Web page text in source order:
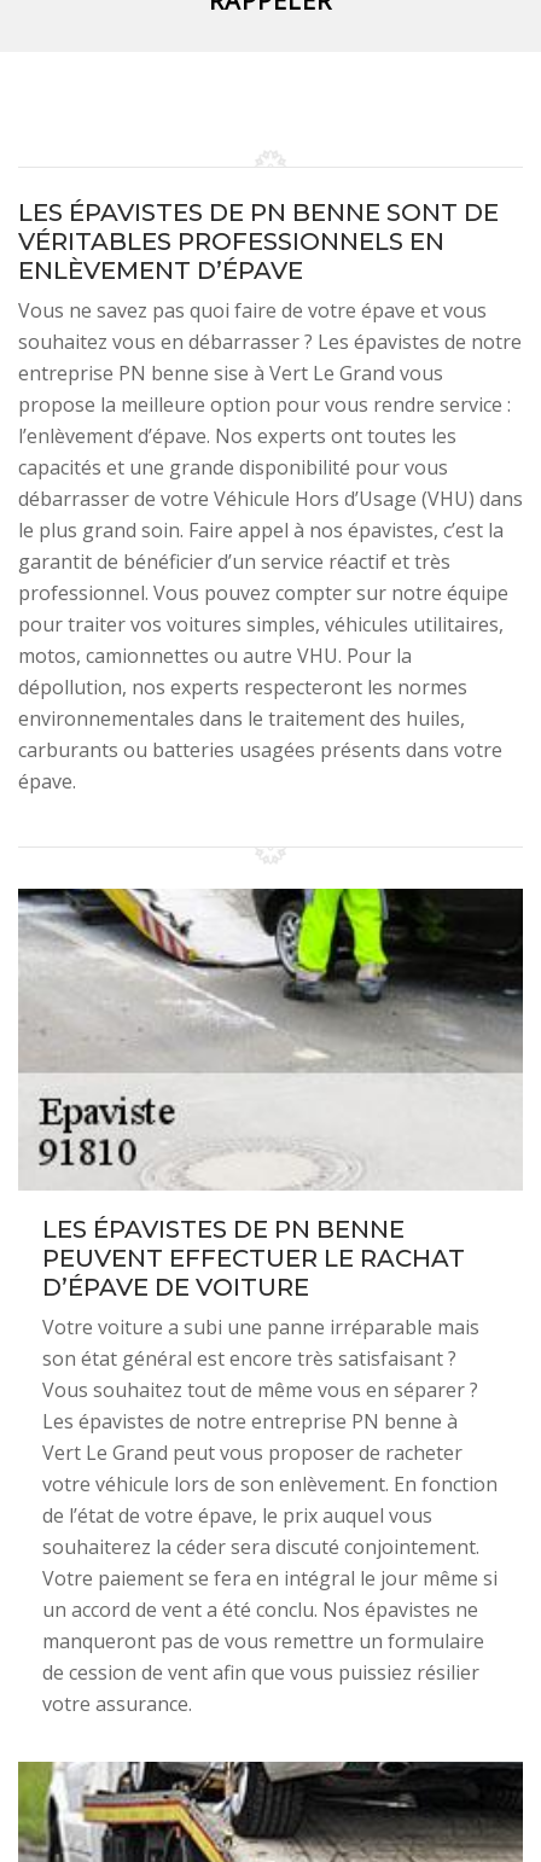
LES ÉPAVISTES DE PN BENNE SONT DE
VÉRITABLES PROFESSIONNELS EN
ENLÈVEMENT D’ÉPAVE
Vous ne savez pas quoi faire de votre épave et vous
souhaitez vous en débarrasser ? Les épavistes de notre
entreprise PN benne sise à Vert Le Grand vous
propose la meilleure option pour vous rendre service :
l’enlèvement d’épave. Nos experts ont toutes les
capacités et une grande disponibilité pour vous
débarrasser de votre Véhicule Hors d’Usage (VHU) dans
le plus grand soin. Faire appel à nos épavistes, c’est la
garantit de bénéficier d’un service réactif et très
professionnel. Vous pouvez compter sur notre équipe
pour traiter vos voitures simples, véhicules utilitaires,
motos, camionnettes ou autre VHU. Pour la
dépollution, nos experts respecteront les normes
environnementales dans le traitement des huiles,
carburants ou batteries usagées présents dans votre
épave.
LES ÉPAVISTES DE PN BENNE
PEUVENT EFFECTUER LE RACHAT
D’ÉPAVE DE VOITURE
Votre voiture a subi une panne irréparable mais
son état général est encore très satisfaisant ?
Vous souhaitez tout de même vous en séparer ?
Les épavistes de notre entreprise PN benne à
Vert Le Grand peut vous proposer de racheter
votre véhicule lors de son enlèvement. En fonction
de l’état de votre épave, le prix auquel vous
souhaiterez la céder sera discuté conjointement.
Votre paiement se fera en intégral le jour même si
un accord de vent a été conclu. Nos épavistes ne
manqueront pas de vous remettre un formulaire
de cession de vent afin que vous puissiez résilier
votre assurance.